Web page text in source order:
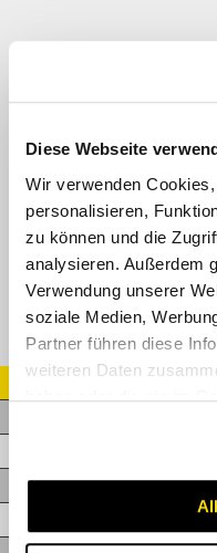
Diese Webseite
Wir verwenden
personalisieren,
zu können und die
analysieren. Außerdem
Verwendung unserer
soziale Medien,
Partner führen diese
weiteren Daten
haben oder die sie im
T.GI35XF-16